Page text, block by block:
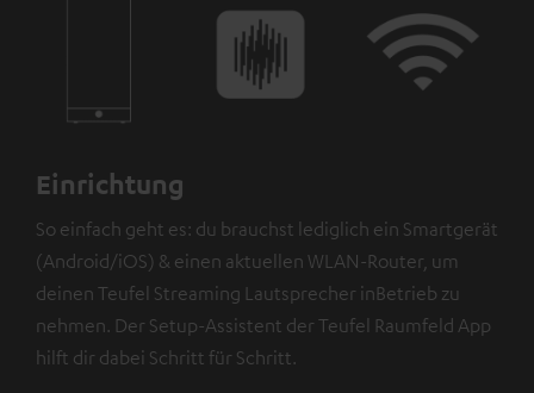
Einrichtung
So einfach geht es: du brauchst lediglich ein Smartgerät
(Android/iOS) & einen aktuellen WLAN-Router, um
deinen Teufel Streaming Lautsprecher inBetrieb zu
nehmen. Der Setup-Assistent der Teufel Raumfeld App
hilft dir dabei Schritt für Schritt.